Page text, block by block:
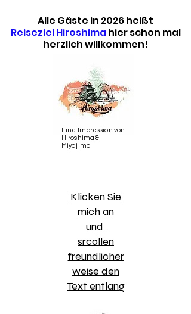
Alle Gäste in 2026 heißt
Reiseziel Hiroshimahier schon mal
herzlich willkommen!
​Klicken Sie
mich an
und
srcollen
freundlicher
weise den
Text entlang
Eine Impression von
Hiroshima &
Miyajima